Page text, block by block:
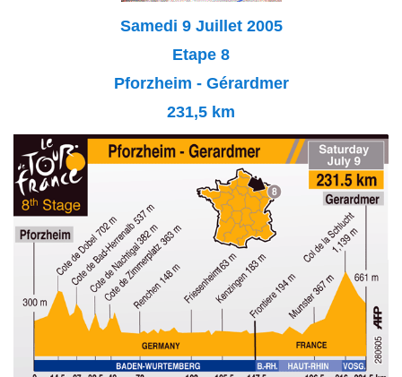
Samedi 9 Juillet 2005
Etape 8
Pforzheim - Gérardmer
231,5 km